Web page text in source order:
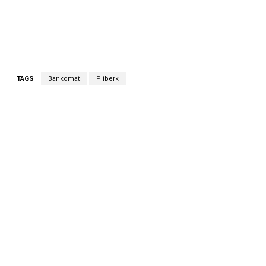
TAGS Bankomat Pliberk